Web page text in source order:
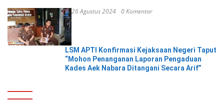
26 Agustus 2024 0 Komentar
LSM APTI Konfirmasi Kejaksaan Negeri Taput
“Mohon Penanganan Laporan Pengaduan
Kades Aek Nabara Ditangani Secara Arif”